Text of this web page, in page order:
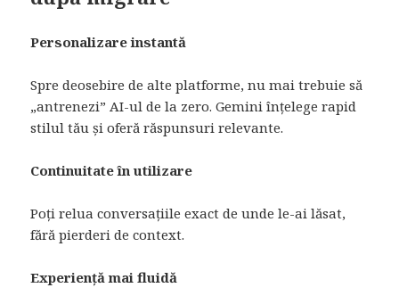
Personalizare instantă
Spre deosebire de alte platforme, nu mai trebuie să
„antrenezi” AI-ul de la zero. Gemini înțelege rapid
stilul tău și oferă răspunsuri relevante.
Continuitate în utilizare
Poți relua conversațiile exact de unde le-ai lăsat,
fără pierderi de context.
Experiență mai fluidă